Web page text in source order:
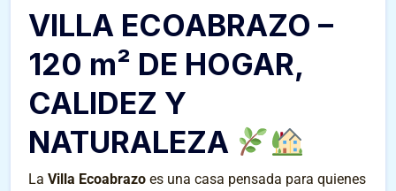
VILLA ECOABRAZO –
120 m² DE HOGAR,
CALIDEZ Y
NATURALEZA
La Villa Ecoabrazo es una casa pensada para quienes